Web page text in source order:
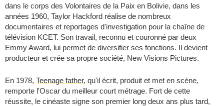
dans le corps des Volontaires de la Paix en Bolivie, dans les
années 1960, Taylor Hackford réalise de nombreux
documentaires et reportages d'investigation pour la chaîne de
télévision KCET. Son travail, reconnu et couronné par deux
Emmy Award, lui permet de diversifier ses fonctions. Il devient
producteur et crée sa propre société, New Visions Pictures.
En 1978, Teenage father, qu'il écrit, produit et met en scène,
remporte l'Oscar du meilleur court métrage. Fort de cette
réussite, le cinéaste signe son premier long deux ans plus tard,